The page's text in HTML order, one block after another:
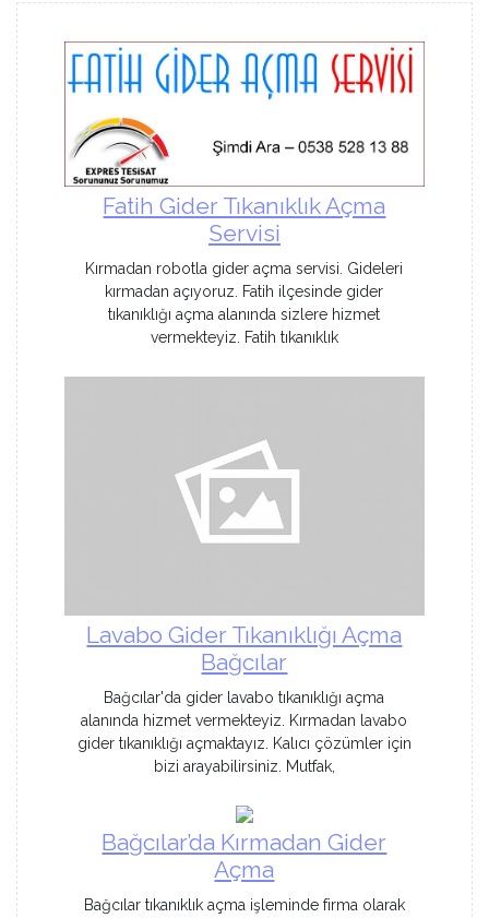
Fatih Gider Tıkanıklık Açma
Servisi
Kırmadan robotla gider açma servisi. Gideleri
kırmadan açıyoruz. Fatih ilçesinde gider
tıkanıklığı açma alanında sizlere hizmet
vermekteyiz. Fatih tıkanıklık
Lavabo Gider Tıkanıklığı Açma
Bağcılar
Bağcılar'da gider lavabo tıkanıklığı açma
alanında hizmet vermekteyiz. Kırmadan lavabo
gider tıkanıklığı açmaktayız. Kalıcı çözümler için
bizi arayabilirsiniz. Mutfak,
Bağcılar’da Kırmadan Gider
Açma
Bağcılar tıkanıklık açma işleminde firma olarak